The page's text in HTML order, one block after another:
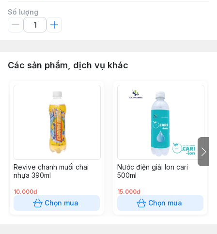
Số lượng
Các sản phẩm, dịch vụ khác
Revive chanh muối chai
nhựa 390ml
10.000đ
Chọn mua
Nước điện giải Ion cari
500ml
15.000đ
Chọn mua